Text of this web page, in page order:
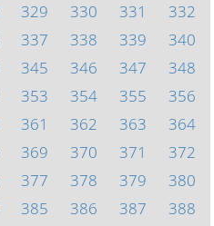
329 330 331
332
337 338 339
340
345 346 347
348
353 354 355
356
361 362 363
364
369 370 371
372
377 378 379
380
385 386 387 388